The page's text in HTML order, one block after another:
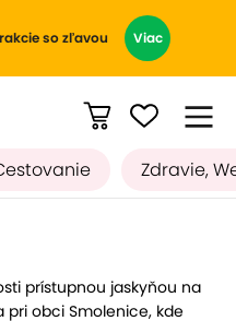
so zľavou Viac
Zdravie,
prístupnou jaskyňou na
pri obci Smolenice, kde